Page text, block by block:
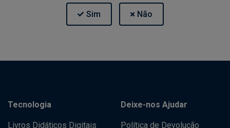
Tecnologia
Livros Didáticos Digitais
Deixe-nos Ajudar
Política de Devolução